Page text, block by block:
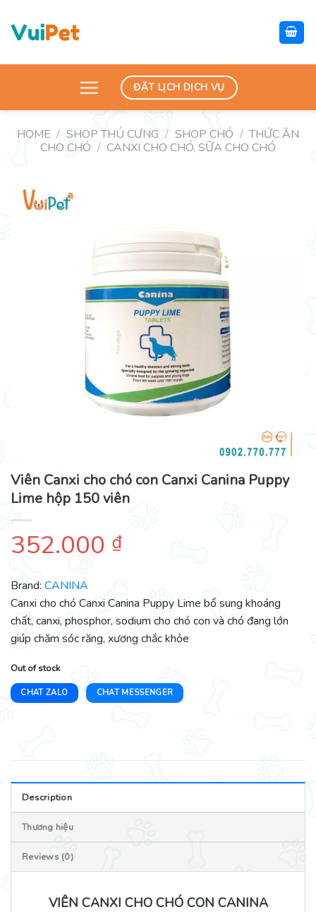
content
ĐẶT LỊCH DỊCH VỤ
HOME / SHOP THÚ CƯNG / SHOP CHÓ / THỨC ĂN
CHO CHÓ / CANXI CHO CHÓ, SỮA CHO CHÓ
Viên Canxi cho chó con Canxi Canina Puppy
Lime hộp 150 viên
352.000 ₫
Brand: CANINA
Canxi cho chó Canxi Canina Puppy Lime bổ sung khoáng
chất, canxi, phosphor, sodium cho chó con và chó đang lớn
giúp chăm sóc răng, xương chắc khỏe
Out of stock
CHAT ZALO CHAT MESSENGER
Description
Thương hiệu
Reviews (0)
VIÊN CANXI CHO CHÓ CON CANINA